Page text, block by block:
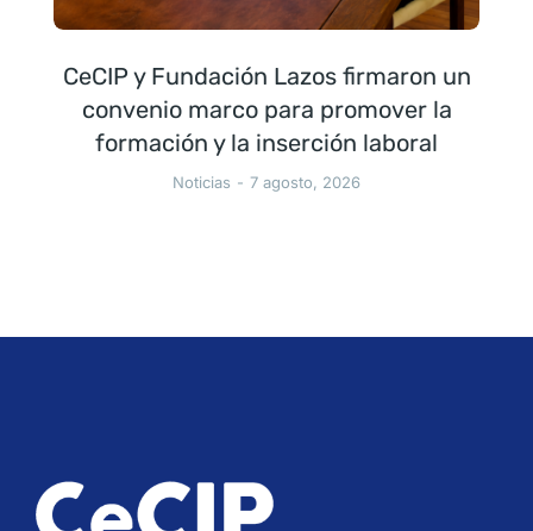
CeCIP y Fundación Lazos firmaron un
convenio marco para promover la
formación y la inserción laboral
Noticias 7 agosto, 2026